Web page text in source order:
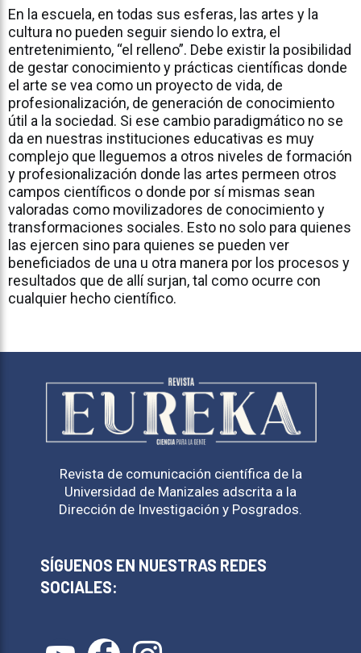
En la escuela, en todas sus esferas, las artes y la
cultura no pueden seguir siendo lo extra, el
entretenimiento, “el relleno”. Debe existir la posibilidad
de gestar conocimiento y prácticas científicas donde
el arte se vea como un proyecto de vida, de
profesionalización, de generación de conocimiento
útil a la sociedad. Si ese cambio paradigmático no se
da en nuestras instituciones educativas es muy
complejo que lleguemos a otros niveles de formación
y profesionalización donde las artes permeen otros
campos científicos o donde por sí mismas sean
valoradas como movilizadores de conocimiento y
transformaciones sociales. Esto no solo para quienes
las ejercen sino para quienes se pueden ver
beneficiados de una u otra manera por los procesos y
resultados que de allí surjan, tal como ocurre con
cualquier hecho científico.
Revista de comunicación científica de la
Universidad de Manizales adscrita a la
Dirección de Investigación y Posgrados.
SÍGUENOS EN NUESTRAS REDES
SOCIALES: